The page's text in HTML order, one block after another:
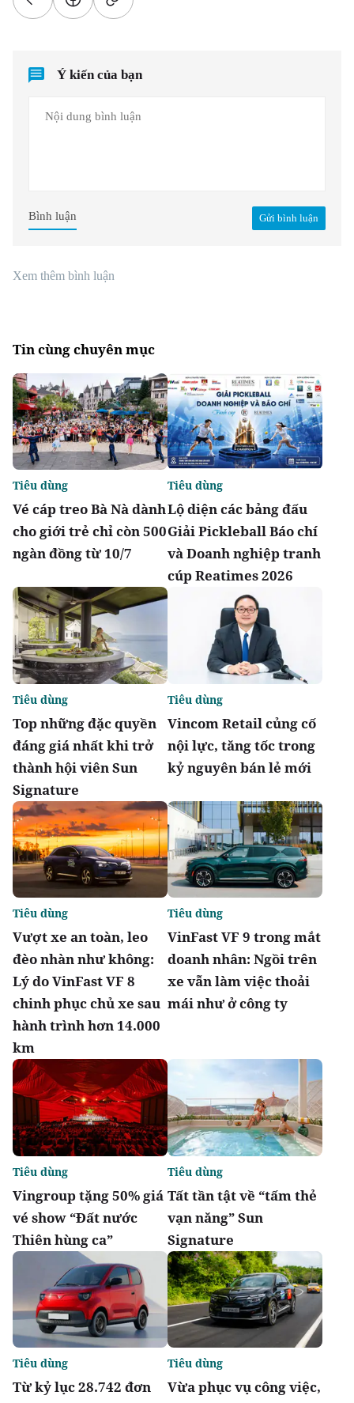
Ý kiến của bạn
Gửi bình luận
Bình luận
Xem thêm bình luận
Tin cùng chuyên mục
Vé cáp treo Bà Nà dành
cho giới trẻ chỉ còn 500
ngàn đồng từ 10/7
Tiêu dùng
Lộ diện các bảng đấu
Giải Pickleball Báo chí
và Doanh nghiệp tranh
cúp Reatimes 2026
Tiêu dùng
Top những đặc quyền
đáng giá nhất khi trở
thành hội viên Sun
Signature
Tiêu dùng
Vincom Retail củng cố
nội lực, tăng tốc trong
kỷ nguyên bán lẻ mới
Tiêu dùng
Vượt xe an toàn, leo
đèo nhàn như không:
Lý do VinFast VF 8
chinh phục chủ xe sau
hành trình hơn 14.000
km
Tiêu dùng
VinFast VF 9 trong mắt
doanh nhân: Ngồi trên
xe vẫn làm việc thoải
mái như ở công ty
Tiêu dùng
Vingroup tặng 50% giá
vé show “Đất nước
Thiên hùng ca”
Tiêu dùng
Tất tần tật về “tấm thẻ
vạn năng” Sun
Signature
Tiêu dùng
Từ kỷ lục 28.742 đơn
Tiêu dùng
Vừa phục vụ công việc,
Tiêu dùng